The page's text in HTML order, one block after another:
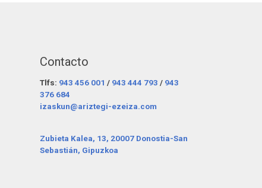
Contacto
Tlfs: 943 456 001 / 943 444 793 / 943
376 684
izaskun@ariztegi-ezeiza.com
Zubieta Kalea, 13, 20007 Donostia-San
Sebastián, Gipuzkoa